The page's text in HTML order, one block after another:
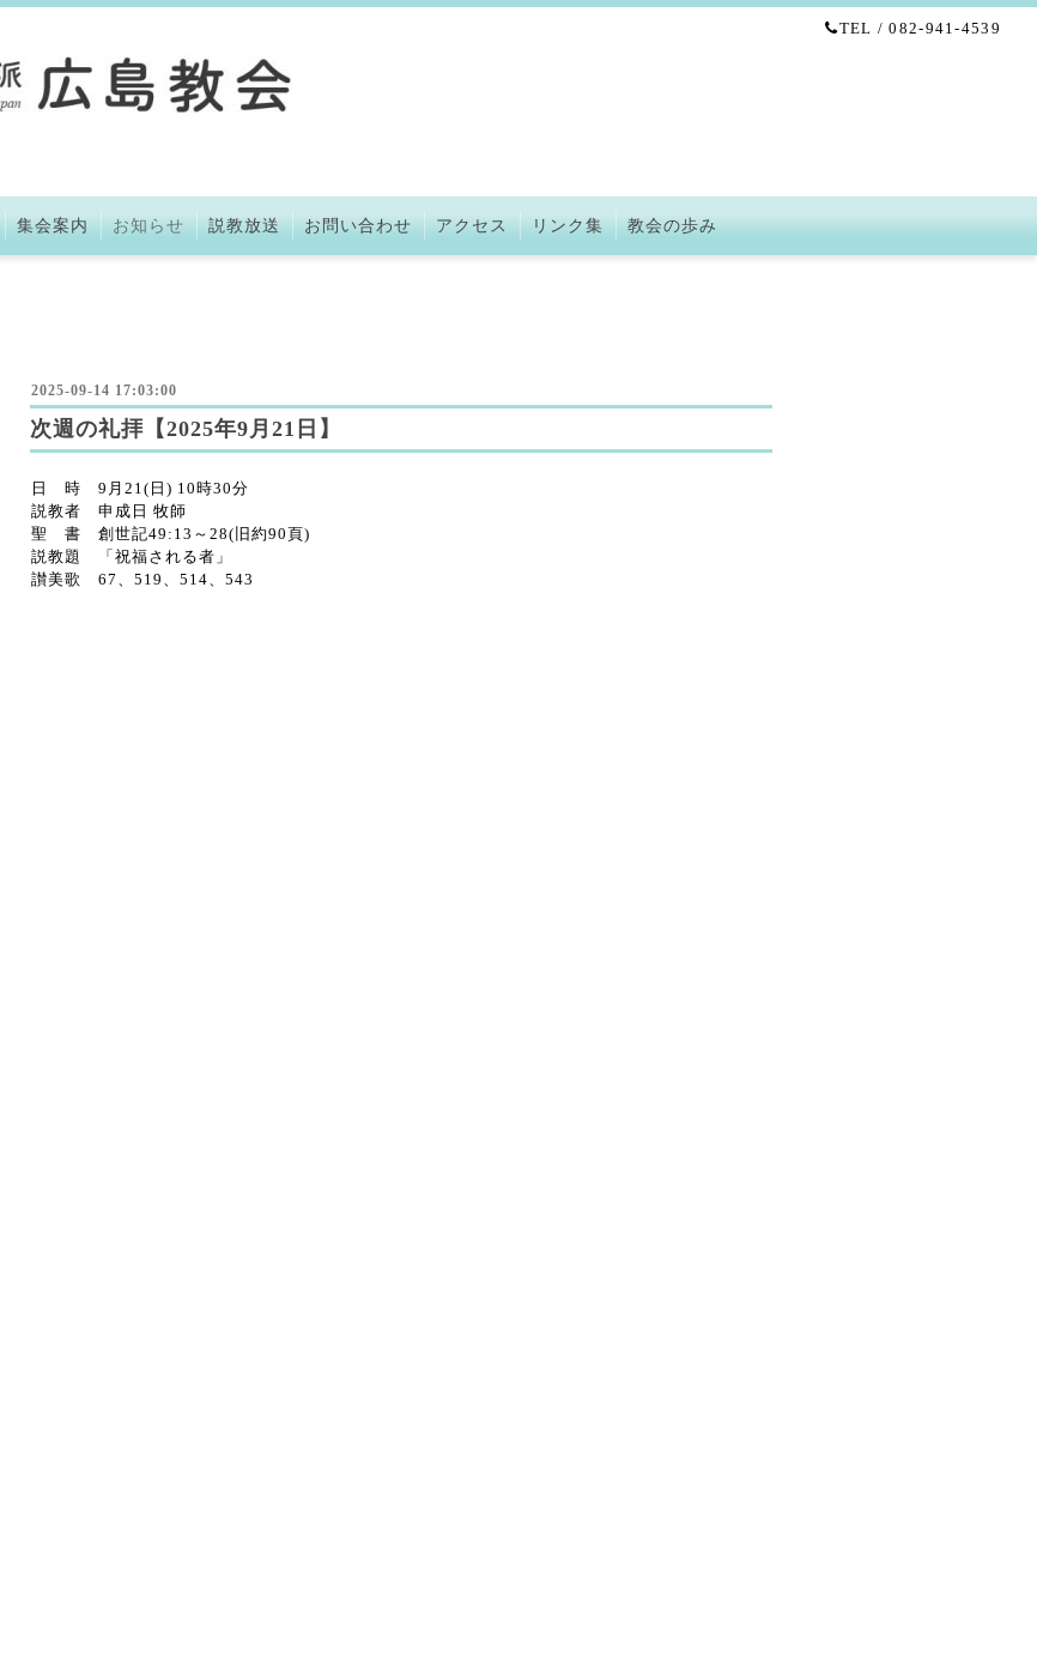
TEL / 082-941-4539
集会案内 お知らせ 説教放送 お問い合わせ アクセス リンク集 教会の歩み
2025-09-14 17:03:00
次週の礼拝【2025年9月21日】
日 時 9月21(日) 10時30分
説教者 申成日 牧師
聖 書 創世記49:13～28(旧約90頁)
説教題 「祝福される者」
讃美歌 67、519、514、543